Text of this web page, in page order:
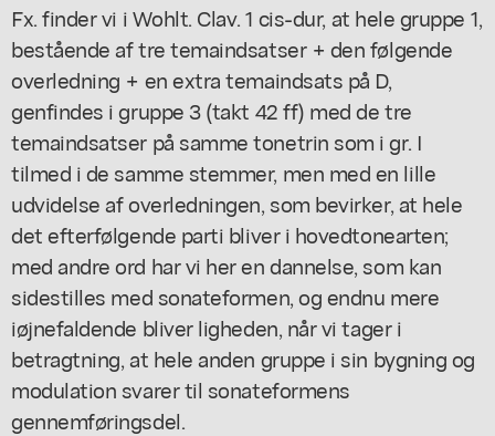
Fx. finder vi i Wohlt. Clav. 1 cis-dur, at hele gruppe 1,
bestående af tre temaindsatser + den følgende
overledning + en extra temaindsats på D,
genfindes i gruppe 3 (takt 42 ff) med de tre
temaindsatser på samme tonetrin som i gr. I
tilmed i de samme stemmer, men med en lille
udvidelse af overledningen, som bevirker, at hele
det efterfølgende parti bliver i hovedtonearten;
med andre ord har vi her en dannelse, som kan
sidestilles med sonateformen, og endnu mere
iøjnefaldende bliver ligheden, når vi tager i
betragtning, at hele anden gruppe i sin bygning og
modulation svarer til sonateformens
gennemføringsdel.